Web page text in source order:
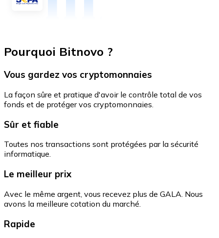
Pourquoi Bitnovo ?
Vous gardez vos cryptomonnaies
La façon sûre et pratique d'avoir le contrôle total de vos
fonds et de protéger vos cryptomonnaies.
Sûr et fiable
Toutes nos transactions sont protégées par la sécurité
informatique.
Le meilleur prix
Avec le même argent, vous recevez plus de GALA. Nous
avons la meilleure cotation du marché.
Rapide